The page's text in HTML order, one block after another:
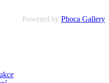
Powered by Phoca Gallery